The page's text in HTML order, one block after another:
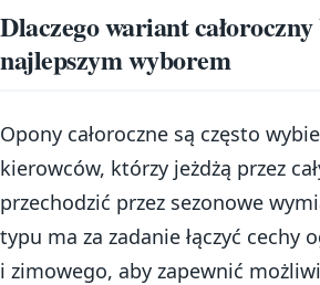
Dlaczego wariant całoroczny
najlepszym wyborem
Opony całoroczne są często
kierowców, którzy jeżdżą przez
przechodzić przez sezonowe
typu ma za zadanie łączyć cechy
i zimowego, aby zapewnić